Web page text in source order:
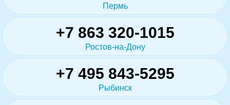
Пермь
+7 863 320-1015
Ростов-на-Дону
+7 495 843-5295
Рыбинск